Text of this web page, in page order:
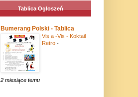
Tablica Ogłoszeń
Bumerang Polski - Tablica
Vis a -Vis - Koktail
Retro -
2 miesiące temu